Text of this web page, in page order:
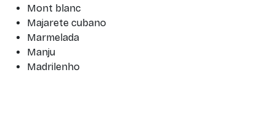
Mont blanc
Majarete cubano
Marmelada
Manju
Madrilenho